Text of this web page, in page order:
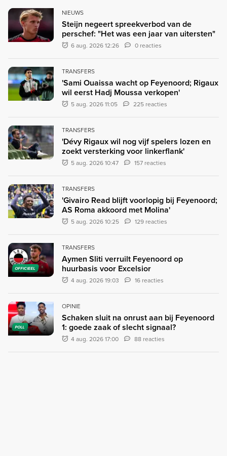
NIEUWS
Steijn negeert spreekverbod van de
perschef: "Het was een jaar van uitersten"
6 aug. 2026 12:26 0 reacties
TRANSFERS
'Sami Ouaissa wacht op Feyenoord; Rigaux
wil eerst Hadj Moussa verkopen'
5 aug. 2026 11:05 225 reacties
TRANSFERS
'Dévy Rigaux wil nog vijf spelers lozen en
zoekt versterking voor linkerflank'
5 aug. 2026 10:47 157 reacties
TRANSFERS
'Givairo Read blijft voorlopig bij Feyenoord;
AS Roma akkoord met Molina'
5 aug. 2026 10:25 129 reacties
OFFICIEEL
TRANSFERS
Aymen Sliti verruilt Feyenoord op
huurbasis voor Excelsior
4 aug. 2026 19:03 16 reacties
POLL
OPINIE
Schaken sluit na onrust aan bij Feyenoord
1: goede zaak of slecht signaal?
4 aug. 2026 17:00 88 reacties